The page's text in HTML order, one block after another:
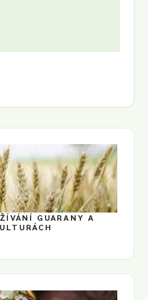
GUARANY A